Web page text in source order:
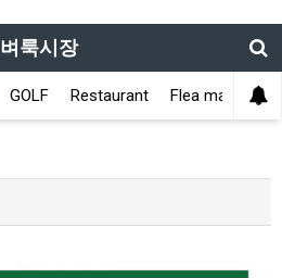
벼룩시장
GOLF Restaurant Flea market